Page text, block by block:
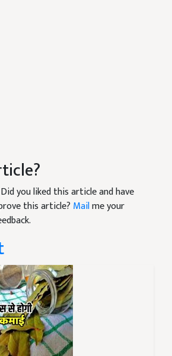
you liked this article and have
this article? Mailme your